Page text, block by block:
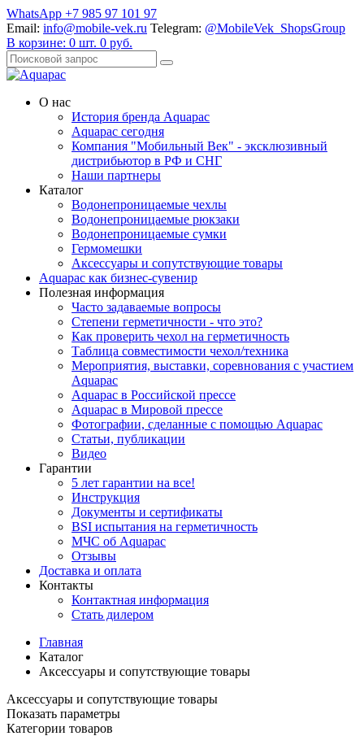
WhatsApp +7 985 97 101 97
Email: info@mobile-vek.ru Telegram: @MobileVek_ShopsGroup
В корзине: 0 шт. 0 руб.
О нас
История бренда Aquapac
Aquapac cегодня
Компания "Мобильный Век" - эксклюзивный
дистрибьютор в РФ и СНГ
Наши партнеры
Каталог
Водонепроницаемые чехлы
Водонепроницаемые рюкзаки
Водонепроницаемые сумки
Гермомешки
Аксессуары и сопутствующие товары
Aquapac как бизнес-сувенир
Полезная информация
Часто задаваемые вопросы
Степени герметичности - что это?
Как проверить чехол на герметичность
Таблица совместимости чехол/техника
Мероприятия, выставки, соревнования с участием
Aquapac
Aquapac в Российской прессе
Aquapac в Мировой прессе
Фотографии, сделанные с помощью Aquapac
Статьи, публикации
Видео
Гарантии
5 лет гарантии на все!
Инструкция
Документы и сертификаты
BSI испытания на герметичность
МЧС об Aquapac
Отзывы
Доставка и оплата
Контакты
Контактная информация
Стать дилером
Главная
Каталог
Аксессуары и сопутствующие товары
Аксессуары и сопутствующие товары
Показать параметры
Категории товаров